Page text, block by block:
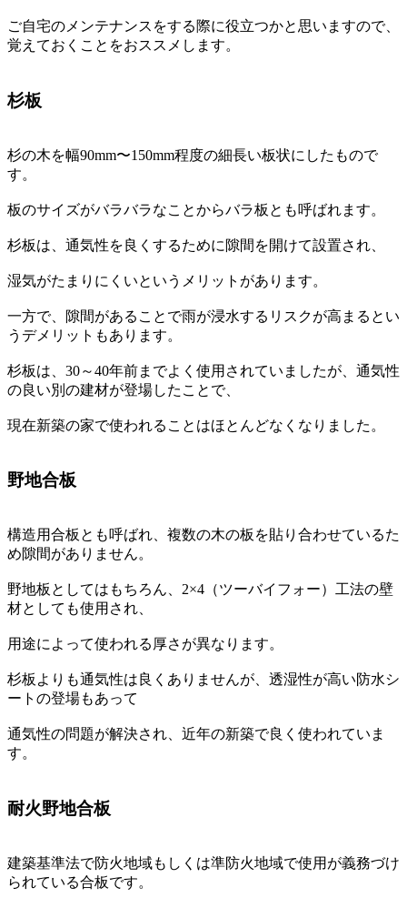
ご自宅のメンテナンスをする際に役立つかと思いますので、
覚えておくことをおススメします。
杉板
杉の木を幅90mm〜150mm程度の細長い板状にしたもので
す。
板のサイズがバラバラなことからバラ板とも呼ばれます。
杉板は、通気性を良くするために隙間を開けて設置され、
湿気がたまりにくいというメリットがあります。
一方で、隙間があることで雨が浸水するリスクが高まるとい
うデメリットもあります。
杉板は、30～40年前までよく使用されていましたが、通気性
の良い別の建材が登場したことで、
現在新築の家で使われることはほとんどなくなりました。
野地合板
構造用合板とも呼ばれ、複数の木の板を貼り合わせているた
め隙間がありません。
野地板としてはもちろん、2×4（ツーバイフォー）工法の壁
材としても使用され、
用途によって使われる厚さが異なります。
杉板よりも通気性は良くありませんが、透湿性が高い防水シ
ートの登場もあって
通気性の問題が解決され、近年の新築で良く使われていま
す。
耐火野地合板
建築基準法で防火地域もしくは準防火地域で使用が義務づけ
られている合板です。